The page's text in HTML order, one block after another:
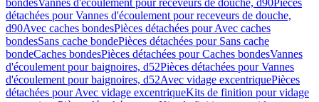
bondesVannes d'écoulement pour receveurs de douche, d90Pièces
détachées pour Vannes d'écoulement pour receveurs de douche,
d90Avec caches bondesPièces détachées pour Avec caches
bondesSans cache bondePièces détachées pour Sans cache
bondeCaches bondesPièces détachées pour Caches bondesVannes
d'écoulement pour baignoires, d52Pièces détachées pour Vannes
d'écoulement pour baignoires, d52Avec vidage excentriquePièces
détachées pour Avec vidage excentriqueKits de finition pour vidage